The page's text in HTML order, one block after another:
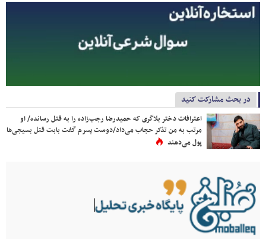
در بحث مشارکت کنید
اعترافات دختر بلاگری که حمیدرضا رجب‌زاده را به قتل رسانده/ او
مرتب به من تذکر حجاب می‌داد/دوست پسرم گفت بابت قتل بسیجی‌ها
پول می‌دهند